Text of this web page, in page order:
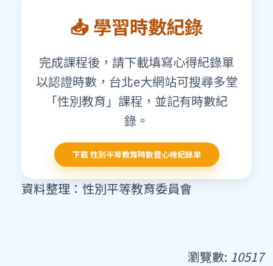
📥 學習時數紀錄
完成課程後，請下載填寫心得紀錄單
以認證時數，台北e大網站可搜尋多堂
「性別教育」課程，並記有時數紀
錄。
下載 性別平等教育時數暨心得紀錄單
資料整理：性別平等教育委員會
瀏覽數: 10517